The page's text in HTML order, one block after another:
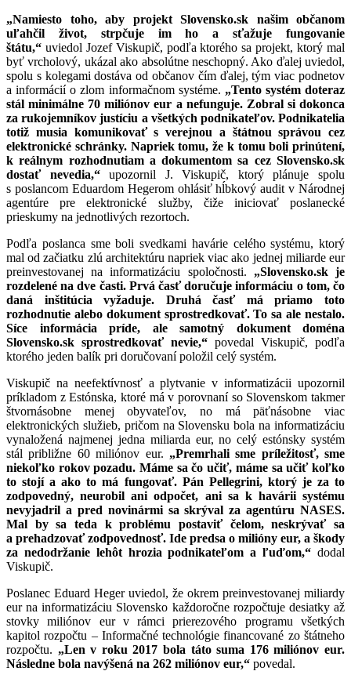
„Namiesto toho, aby projekt Slovensko.sk našim občanom
uľahčil život, strpčuje im ho a sťažuje fungovanie
štátu,“ uviedol Jozef Viskupič, podľa ktorého sa projekt, ktorý mal
byť vrcholový, ukázal ako absolútne neschopný. Ako ďalej uviedol,
spolu s kolegami dostáva od občanov čím ďalej, tým viac podnetov
a informácií o zlom informačnom systéme. „Tento systém doteraz
stál minimálne 70 miliónov eur a nefunguje. Zobral si dokonca
za rukojemníkov justíciu a všetkých podnikateľov. Podnikatelia
totiž musia komunikovať s verejnou a štátnou správou cez
elektronické schránky. Napriek tomu, že k tomu boli prinútení,
k reálnym rozhodnutiam a dokumentom sa cez Slovensko.sk
dostať nevedia,“upozornil J. Viskupič, ktorý plánuje spolu
s poslancom Eduardom Hegerom ohlásiť hĺbkový audit v Národnej
agentúre pre elektronické služby, čiže iniciovať poslanecké
prieskumy na jednotlivých rezortoch.
Podľa poslanca sme boli svedkami havárie celého systému, ktorý
mal od začiatku zlú architektúru napriek viac ako jednej miliarde eur
preinvestovanej na informatizáciu spoločnosti. „Slovensko.sk je
rozdelené na dve časti. Prvá časť doručuje informáciu o tom, čo
daná inštitúcia vyžaduje. Druhá časť má priamo toto
rozhodnutie alebo dokument sprostredkovať. To sa ale nestalo.
Síce informácia príde, ale samotný dokument doména
Slovensko.sk sprostredkovať nevie,“ povedal Viskupič, podľa
ktorého jeden balík pri doručovaní položil celý systém.
Viskupič na neefektívnosť a plytvanie v informatizácii upozornil
príkladom z Estónska, ktoré má v porovnaní so Slovenskom takmer
štvornásobne menej obyvateľov, no má päťnásobne viac
elektronických služieb, pričom na Slovensku bola na informatizáciu
vynaložená najmenej jedna miliarda eur, no celý estónsky systém
stál približne 60 miliónov eur. „Premrhali sme príležitosť, sme
niekoľko rokov pozadu. Máme sa čo učiť, máme sa učiť koľko
to stojí a ako to má fungovať. Pán Pellegrini, ktorý je za to
zodpovedný, neurobil ani odpočet, ani sa k havárii systému
nevyjadril a pred novinármi sa skrýval za agentúru NASES.
Mal by sa teda k problému postaviť čelom, neskrývať sa
a prehadzovať zodpovednosť. Ide predsa o milióny eur, a škody
za nedodržanie lehôt hrozia podnikateľom a ľuďom,“ dodal
Viskupič.
Poslanec Eduard Heger uviedol, že okrem preinvestovanej miliardy
eur na informatizáciu Slovensko každoročne rozpočtuje desiatky až
stovky miliónov eur v rámci prierezového programu všetkých
kapitol rozpočtu – Informačné technológie financované zo štátneho
rozpočtu. „Len v roku 2017 bola táto suma 176 miliónov eur.
Následne bola navýšená na 262 miliónov eur,“ povedal.